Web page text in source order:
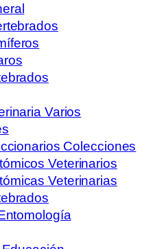
Varios
Colecciones
Veterinarios
Veterinarias